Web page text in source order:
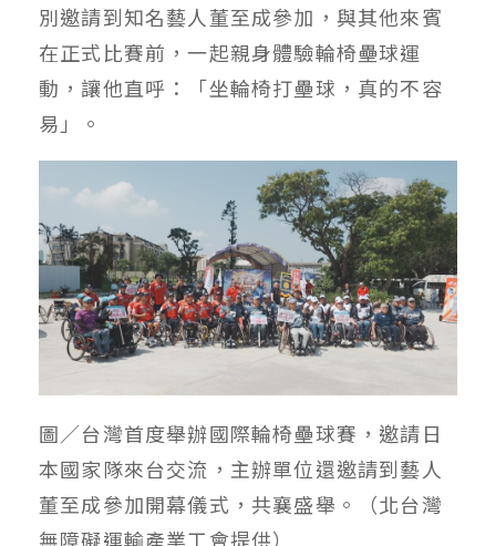
別邀請到知名藝人董至成參加，與其他來賓
在正式比賽前，一起親身體驗輪椅壘球運
動，讓他直呼：「坐輪椅打壘球，真的不容
易」。
圖／台灣首度舉辦國際輪椅壘球賽，邀請日
本國家隊來台交流，主辦單位還邀請到藝人
董至成參加開幕儀式，共襄盛舉。（北台灣
無障礙運輸產業工會提供）